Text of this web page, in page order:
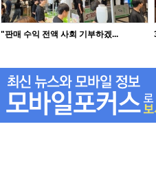
"판매 수익 전액 사회 기부하겠...